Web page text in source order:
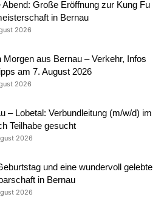
Abend: Große Eröffnung zur Kung Fu
in Bernau
2026
Morgen aus Bernau – Verkehr, Infos
am 7. August 2026
2026
– Lobetal: Verbundleitung (m/w/d) im
Teilhabe gesucht
2026
und eine wundervoll gelebte
in Bernau
2026